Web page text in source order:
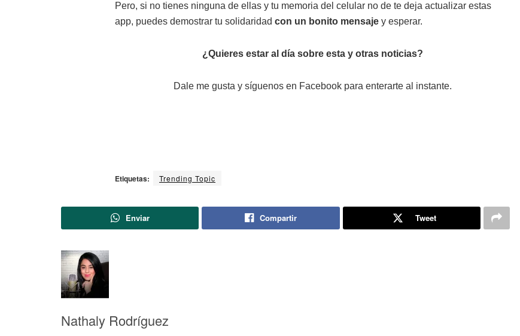
Pero, si no tienes ninguna de ellas y tu memoria del celular no de te deja actualizar estas
app, puedes demostrar tu solidaridad con un bonito mensaje y esperar.
¿Quieres estar al día sobre esta y otras noticias?
Dale me gusta y síguenos en Facebook para enterarte al instante.
Etiquetas: Trending Topic
Enviar Compartir Tweet
Nathaly Rodríguez